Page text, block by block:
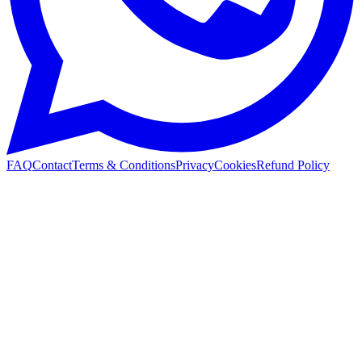
FAQContactTerms & ConditionsPrivacyCookiesRefund Policy